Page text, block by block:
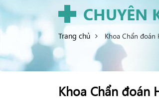
CHUYÊN
Trang chủ Khoa Chẩn đoán
Khoa Chẩn đoán